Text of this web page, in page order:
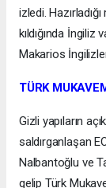
izledi.
kıldığında İngiliz
Makarios
TÜRK
Gizli yapıların
saldırganlaşan
Nalbantoğlu ve
gelip Türk